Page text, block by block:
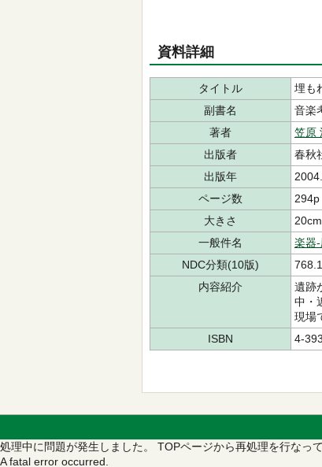
資料詳細
タイトル
埋も
副書名
音楽
著者
笠原
出版者
春秋
出版年
ページ数
294p
大きさ
20cm
一般件名
楽器-
NDC分類(10版)
768.1
内容紹介
遺跡
中・
現場
ISBN
4-
処理中に問題が発生しました。 TOPページから再処理を行なって
A fatal error occurred.